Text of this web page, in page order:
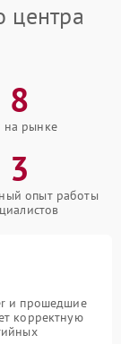
центра
8
на рынке
3
опыт работы
и прошедшие
корректную